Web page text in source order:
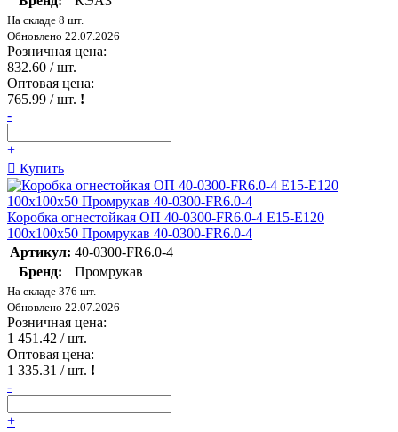
На складе 8 шт.
Обновлено 22.07.2026
Розничная цена:
832.60 / шт.
Оптовая цена:
765.99 / шт. !
-
+
Купить
Коробка огнестойкая ОП 40-0300-FR6.0-4 Е15-Е120
100х100х50 Промрукав 40-0300-FR6.0-4
Артикул: 40-0300-FR6.0-4
Бренд:
Промрукав
На складе 376 шт.
Обновлено 22.07.2026
Розничная цена:
1 451.42 / шт.
Оптовая цена:
1 335.31 / шт. !
-
+